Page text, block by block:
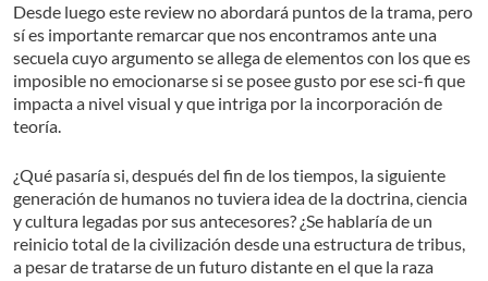
Desde luego este review no abordará puntos de la trama, pero
sí es importante remarcar que nos encontramos ante una
secuela cuyo argumento se allega de elementos con los que es
imposible no emocionarse si se posee gusto por ese sci-fi que
impacta a nivel visual y que intriga por la incorporación de
teoría.
¿Qué pasaría si, después del fin de los tiempos, la siguiente
generación de humanos no tuviera idea de la doctrina, ciencia
y cultura legadas por sus antecesores? ¿Se hablaría de un
reinicio total de la civilización desde una estructura de tribus,
a pesar de tratarse de un futuro distante en el que la raza